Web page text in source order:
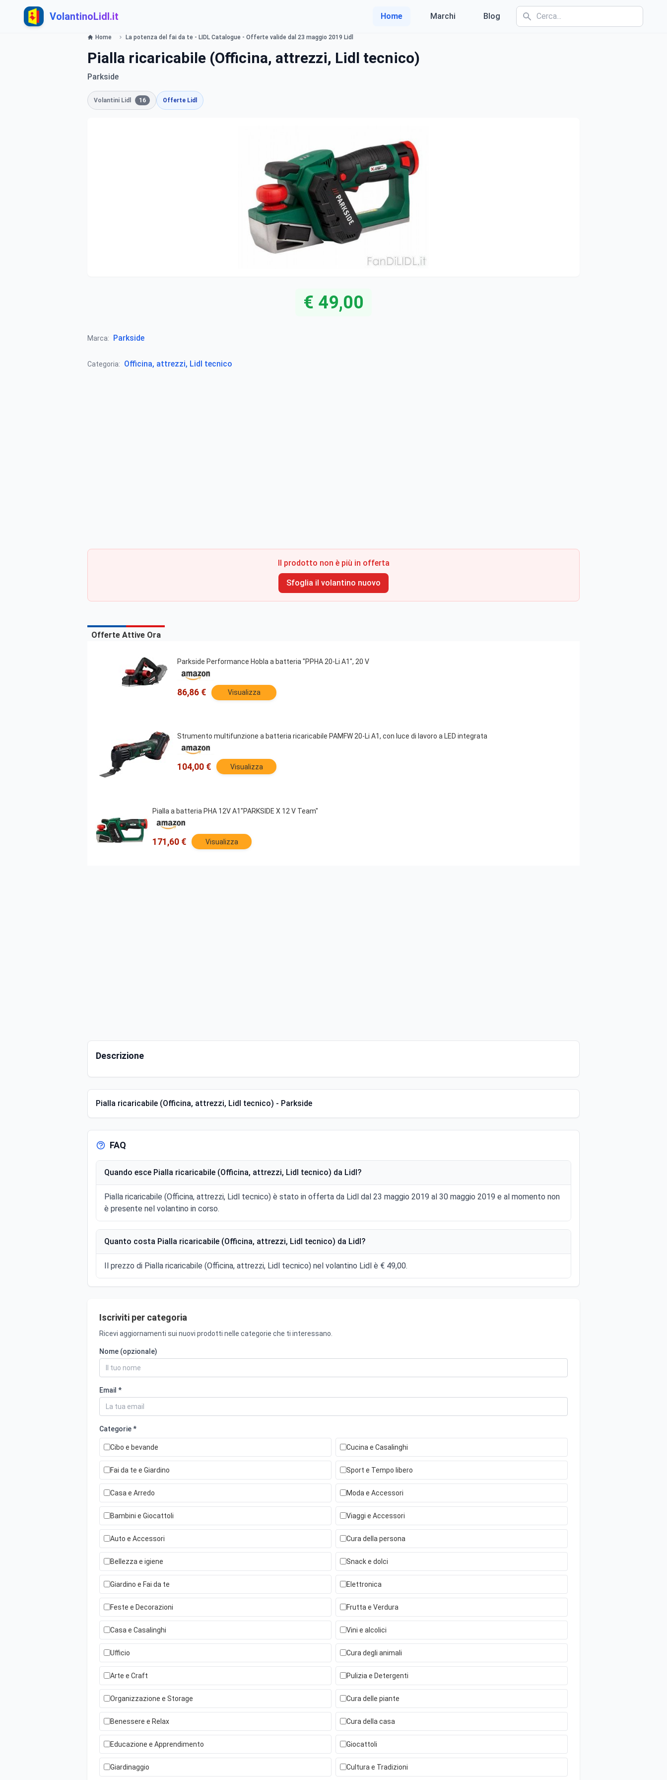
VolantinoLidl.it Home Marchi Blog
Home La potenza del fai da te - LIDL Catalogue - Offerte valide dal 23 maggio 2019 Lidl
Pialla ricaricabile (Officina, attrezzi, Lidl tecnico)
Parkside
Volantini Lidl 16 Offerte Lidl
€ 49,00
Marca: Parkside
Categoria: Officina, attrezzi, Lidl tecnico
Il prodotto non è più in offerta
Sfoglia il volantino nuovo
Offerte Attive Ora
Parkside Performance Hobla a batteria "PPHA 20-Li A1", 20 V
86,86 € Visualizza
Strumento multifunzione a batteria ricaricabile PAMFW 20-Li A1, con luce di lavoro a LED integrata
104,00 € Visualizza
Pialla a batteria PHA 12V A1"PARKSIDE X 12 V Team"
171,60 € Visualizza
Descrizione
Pialla ricaricabile (Officina, attrezzi, Lidl tecnico) - Parkside
FAQ
Quando esce Pialla ricaricabile (Officina, attrezzi, Lidl tecnico) da Lidl?
Pialla ricaricabile (Officina, attrezzi, Lidl tecnico) è stato in offerta da Lidl dal 23 maggio 2019 al 30 maggio 2019 e al momento non
è presente nel volantino in corso.
Quanto costa Pialla ricaricabile (Officina, attrezzi, Lidl tecnico) da Lidl?
Il prezzo di Pialla ricaricabile (Officina, attrezzi, Lidl tecnico) nel volantino Lidl è € 49,00.
Iscriviti per categoria
Ricevi aggiornamenti sui nuovi prodotti nelle categorie che ti interessano.
Nome (opzionale)
Email *
Categorie *
Cibo e bevande Cucina e Casalinghi
Fai da te e Giardino Sport e Tempo libero
Casa e Arredo Moda e Accessori
Bambini e Giocattoli Viaggi e Accessori
Auto e Accessori Cura della persona
Bellezza e igiene Snack e dolci
Giardino e Fai da te Elettronica
Feste e Decorazioni Frutta e Verdura
Casa e Casalinghi Vini e alcolici
Ufficio Cura degli animali
Arte e Craft Pulizia e Detergenti
Organizzazione e Storage Cura delle piante
Benessere e Relax Cura della casa
Educazione e Apprendimento Giocattoli
Giardinaggio Cultura e Tradizioni